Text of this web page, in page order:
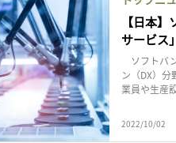
【日本
サービス
ソフトバ
ン（DX）
業員や生産
2022/10/02